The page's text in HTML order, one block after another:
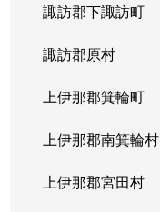
諏訪郡下諏訪町
諏訪郡原村
上伊那郡箕輪町
上伊那郡南箕輪村
上伊那郡宮田村